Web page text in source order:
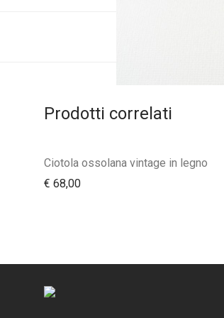
Prodotti correlati
Ciotola ossolana vintage in legno
€ 68,00